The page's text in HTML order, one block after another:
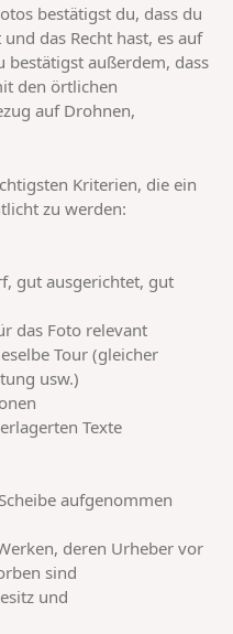
bestätigst du, dass du
das Recht hast, es auf
bestätigst außerdem, dass
den örtlichen
auf Drohnen,
Kriterien, die ein
zu werden:
gut ausgerichtet, gut
das Foto relevant
Tour (gleicher
usw.)
Texte
aufgenommen
deren Urheber vor
sind
und